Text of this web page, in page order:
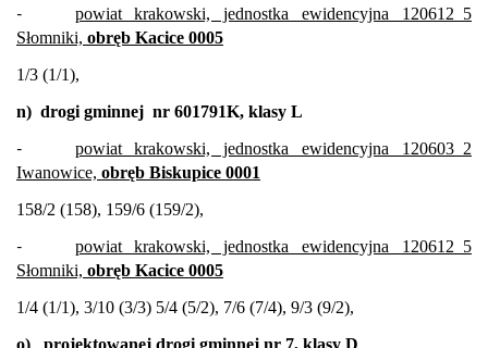
-
powiat krakowski, jednostka ewidencyjna 120612_5
Słomniki, obręb Kacice 0005
1/3 (1/1),
n) drogi gminnej nr 601791K, klasy L
-
powiat krakowski, jednostka ewidencyjna 120603_2
Iwanowice, obręb Biskupice 0001
158/2 (158), 159/6 (159/2),
-
powiat krakowski, jednostka ewidencyjna 120612_5
Słomniki, obręb Kacice 0005
1/4 (1/1), 3/10 (3/3) 5/4 (5/2), 7/6 (7/4), 9/3 (9/2),
o)
projektowanej drogi gminnej nr 7, klasy D